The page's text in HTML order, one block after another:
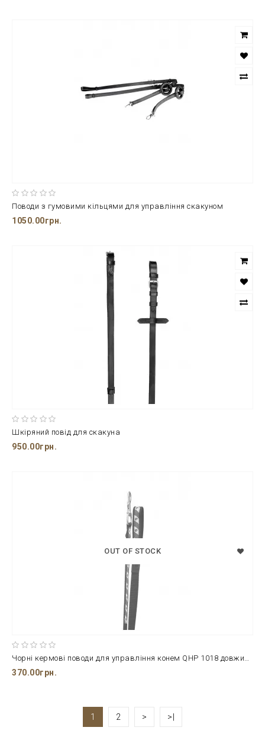
Поводи з гумовими кільцями для управління скакуном
1050.00грн.
Шкіряний повід для скакуна
950.00грн.
OUT OF STOCK
370.00грн.
1 2 > >|